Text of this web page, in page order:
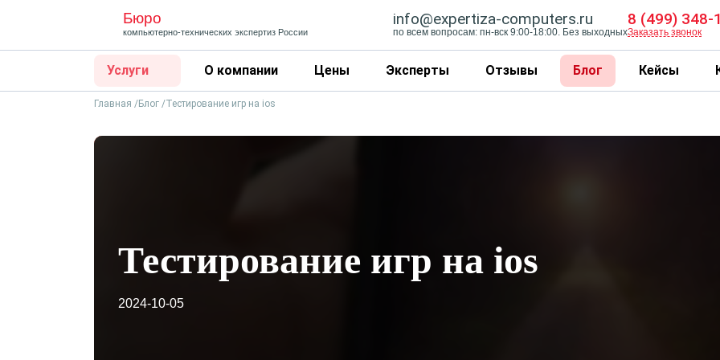
Бюро
компьютерно-технических экспертиз России
info@expertiza-computers.ru
по всем вопросам: пн-вск 9:00-18:00. Без выходных
8 (499) 348-
Заказать звонок
Услуги
О компании Цены Эксперты Отзывы Блог Кейсы
Главная Блог Тестирование игр на ios
Тестирование игр на ios
2024-10-05